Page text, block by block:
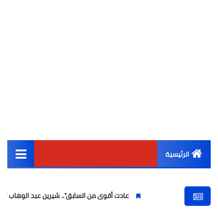
الرئيسية
أخبار مصر
عادت أقوى من السابق".. شيرين عبد الوهاب تتألق في أولى